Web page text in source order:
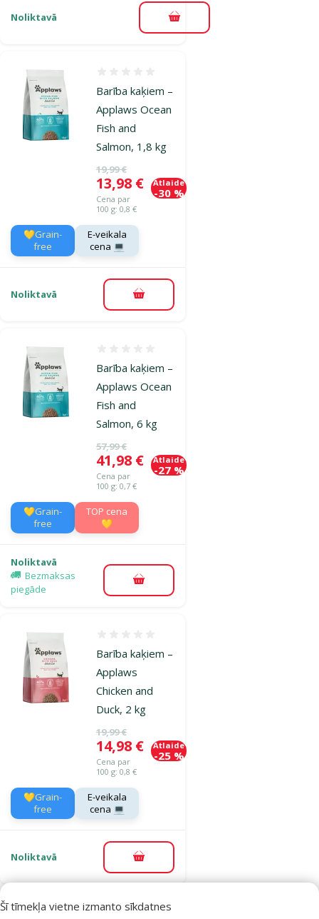
Šī tīmekļa vietne izmanto sīkdatnes
Noliktavā Pievienot grozam
Barība kaķiem –
Applaws Ocean
Fish and
Salmon, 1,8 kg
Oriģinālā cena
19,99 €
Cena
13,98 €
Cena par
100 g: 0,8 €
Atlaide
-30 %
💛Grain-
free
E-veikala
cena 💻
Noliktavā Pievienot grozam
Barība kaķiem –
Applaws Ocean
Fish and
Salmon, 6 kg
Oriģinālā cena
57,99 €
Cena
41,98 €
Cena par
100 g: 0,7 €
Atlaide
-27 %
💛Grain-
free
TOP cena
💛
Noliktavā
Bezmaksas
piegāde
Pievienot grozam
Barība kaķiem –
Applaws
Chicken and
Duck, 2 kg
Oriģinālā cena
19,99 €
Cena
14,98 €
Cena par
100 g: 0,8 €
Atlaide
-25 %
💛Grain-
free
E-veikala
cena 💻
Noliktavā Pievienot grozam
Atsauksmes 0%